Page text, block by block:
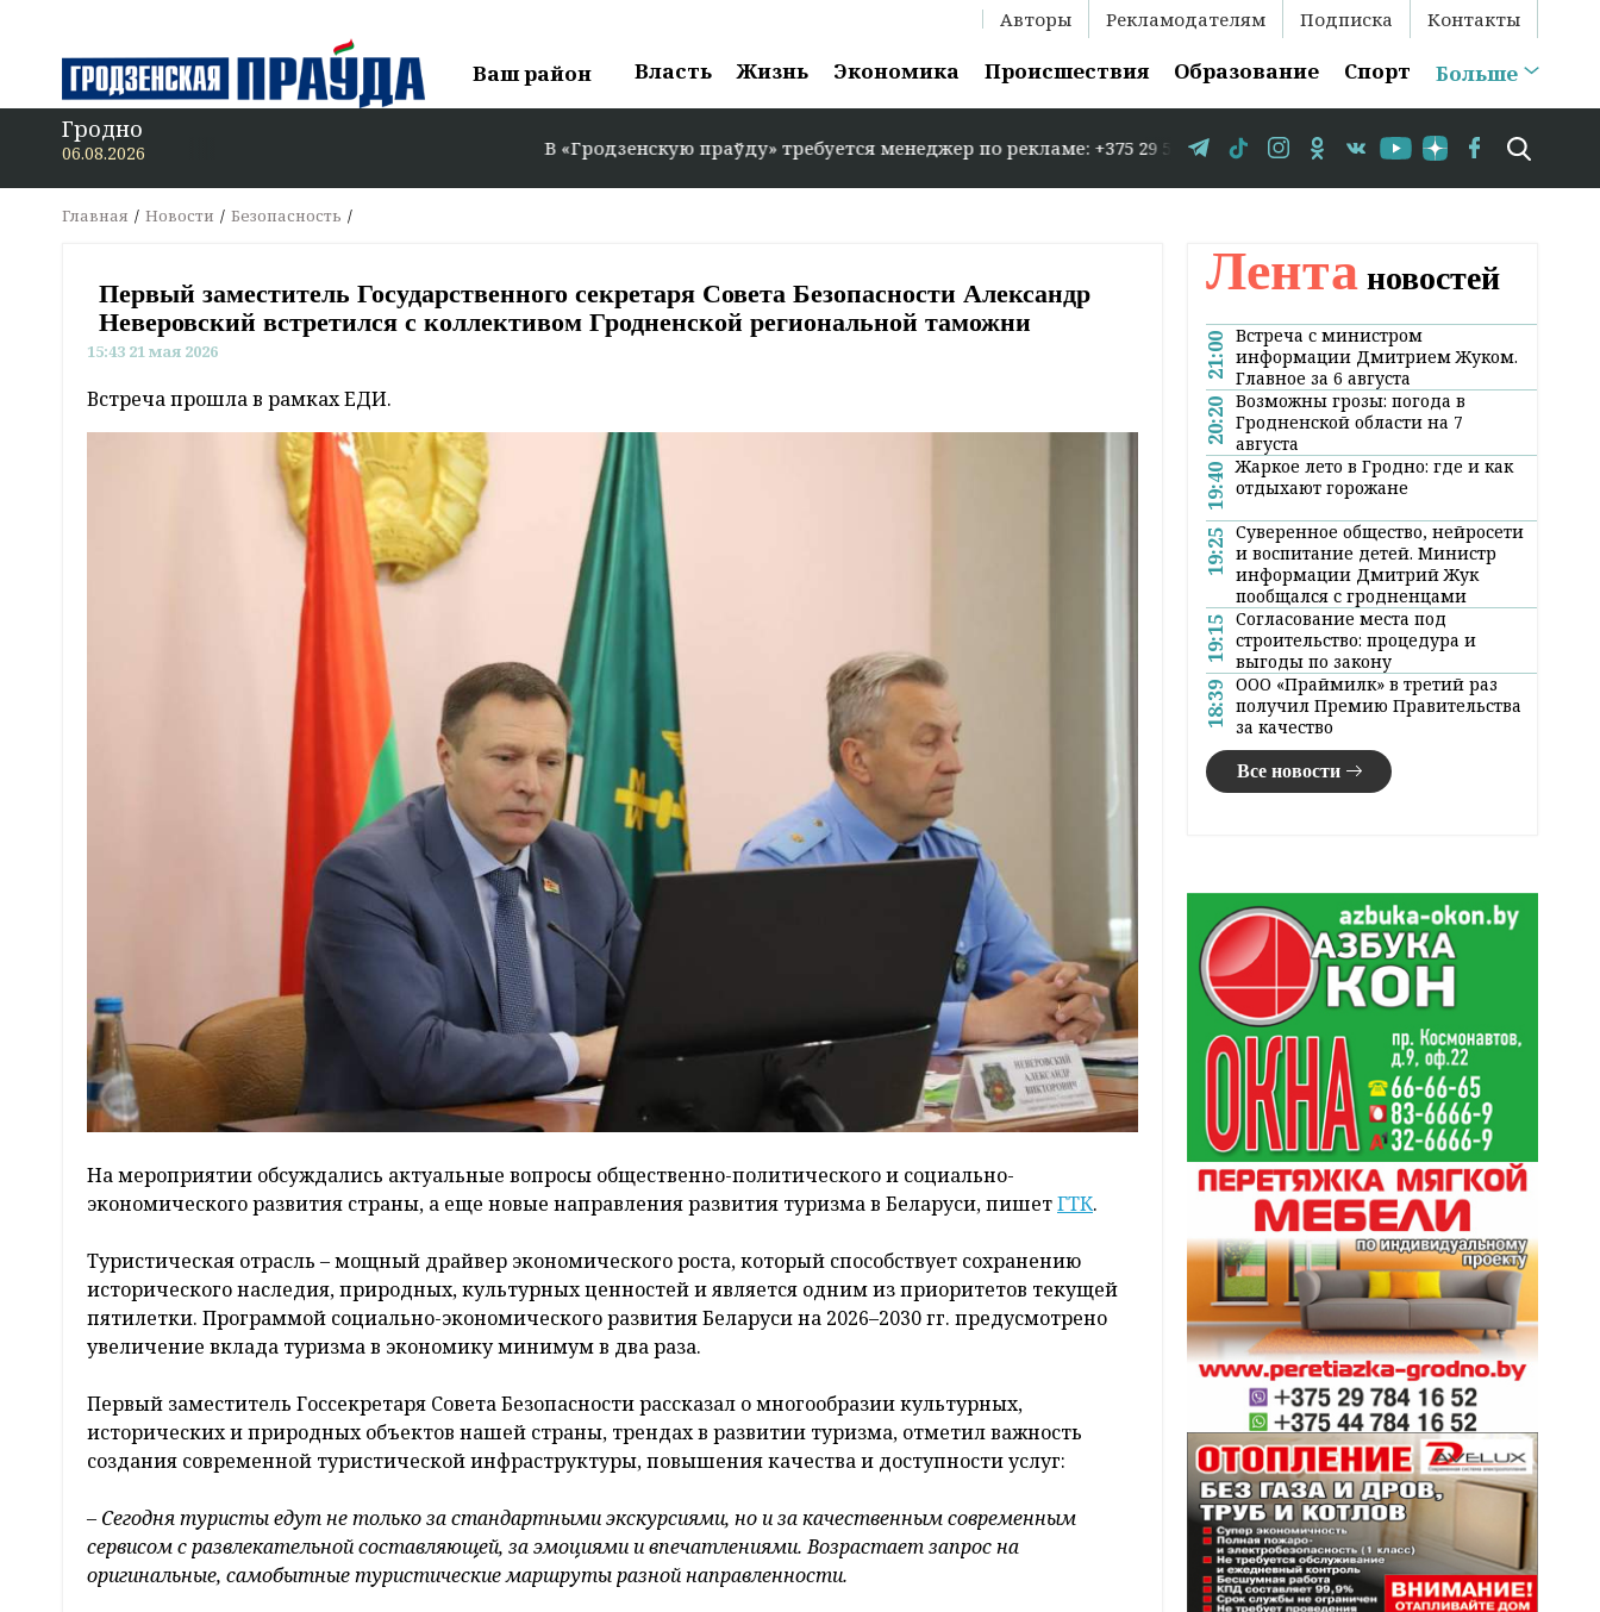
Авторы Рекламодателям Подписка Контакты
Ваш район Власть Жизнь Экономика Происшествия Образование Спорт Больше
Гродно
06.08.2026 В «Гродзенскую праўду» требуется менеджер по рекламе: +375 29 583-35-86 // В Гродно временно закрывается движение по
Главная Новости Безопасность
Первый заместитель Государственного секретаря Совета Безопасности Александр
Неверовский встретился с коллективом Гродненской региональной таможни
15:43 21 мая 2026
Встреча прошла в рамках ЕДИ.
На мероприятии обсуждались актуальные вопросы общественно-политического и социально-
экономического развития страны, а еще новые направления развития туризма в Беларуси, пишетГТК.
Туристическая отрасль – мощный драйвер экономического роста, который способствует сохранению
исторического наследия, природных, культурных ценностей и является одним из приоритетов текущей
пятилетки. Программой социально-экономического развития Беларуси на 2026–2030 гг. предусмотрено
увеличение вклада туризма в экономику минимум в два раза.
Первый заместитель Госсекретаря Совета Безопасности рассказал о многообразии культурных,
исторических и природных объектов нашей страны, трендах в развитии туризма, отметил важность
создания современной туристической инфраструктуры, повышения качества и доступности услуг:
– Сегодня туристы едут не только за стандартными экскурсиями, но и за качественным современным
сервисом с развлекательной составляющей, за эмоциями и впечатлениями. Возрастает запрос на
оригинальные, самобытные туристические маршруты разной направленности.
Лента новостей
21:00 Встреча с министром
информации Дмитрием Жуком.
Главное за 6 августа
20:20 Возможны грозы: погода в
Гродненской области на 7
августа
19:40 Жаркое лето в Гродно: где и как
отдыхают горожане
19:25 Суверенное общество, нейросети
и воспитание детей. Министр
информации Дмитрий Жук
пообщался с гродненцами
19:15 Согласование места под
строительство: процедура и
выгоды по закону
18:39 ООО «Праймилк» в третий раз
получил Премию Правительства
за качество
Все новости